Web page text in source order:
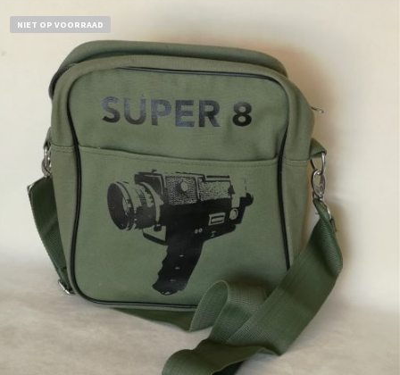
NIET OP VOORRAAD
18,50